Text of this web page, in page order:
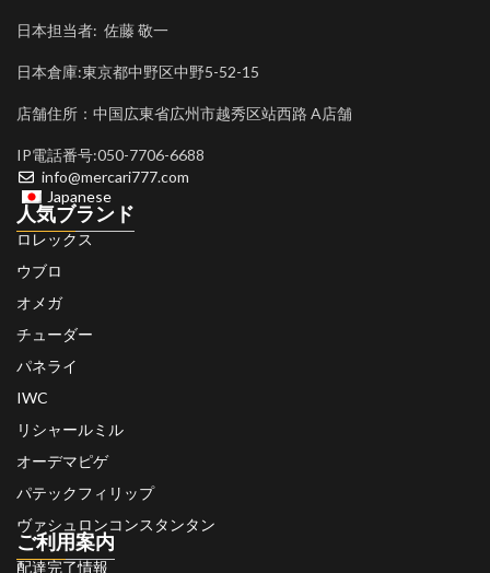
日本担当者: 佐藤 敬一
日本倉庫:東京都中野区中野5-52-15
店舗住所：中国広東省広州市越秀区站西路 A店舗
IP電話番号:050-7706-6688
info@mercari777.com
Japanese
人気ブランド
ロレックス
ウブロ
オメガ
チューダー
パネライ
IWC
リシャールミル
オーデマピゲ
パテックフィリップ
ヴァシュロンコンスタンタン
ご利用案内
配達完了情報